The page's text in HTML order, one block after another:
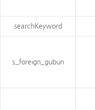
searchKeyword
s_foreign_gubun